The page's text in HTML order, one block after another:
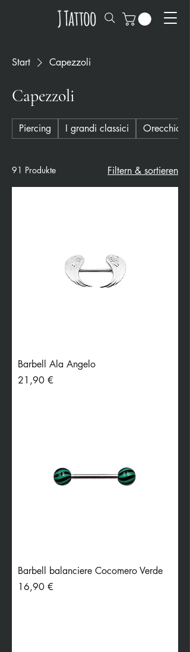
Start Capezzoli
Capezzoli
Piercing I grandi classici Orecchio
91 Produkte Filtern & sortieren
Barbell Ala Angelo
Preis
21,90 €
Barbell balanciere Cocomero Verde
Preis
16,90 €